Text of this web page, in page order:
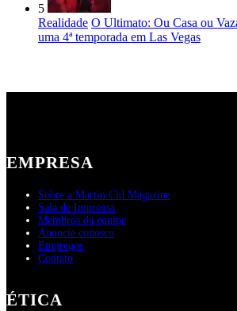
5
Realidade O Ultimato: Ou Casa ou
uma 4ª temporada em Las Vegas
EMPRESA
Sobre a Martin Cid Magazine
Sala de Imprensa
Membros da equipe
Anuncie conosco
Empregos
Contato
ÉTICA